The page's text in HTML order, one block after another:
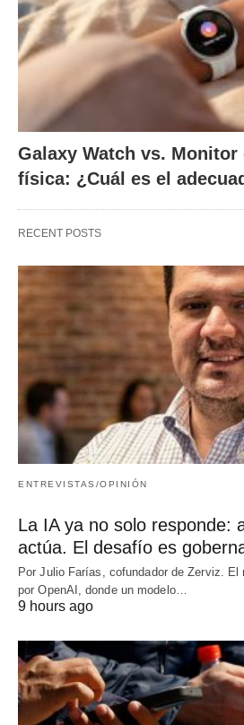
Galaxy Watch vs. Monitor
física: ¿Cuál es el
RECENT POSTS
ENTREVISTAS/OPINIÓN
La IA ya no solo responde:
actúa. El desafío es
Por Julio Farías, cofundador de Zerviz. El
por OpenAI, donde un modelo…
9 hours ago